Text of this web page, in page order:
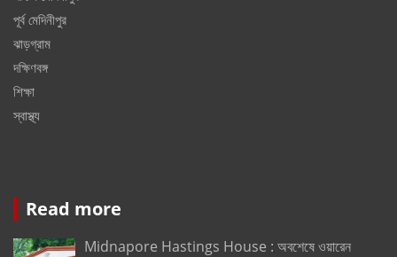
পূর্ব মেদিনীপুর
ঝাড়গ্রাম
দক্ষিণবঙ্গ
শিক্ষা
স্বাস্থ্য
Read more
Midnapore Hastings House : অবশেষে ওয়ারেন